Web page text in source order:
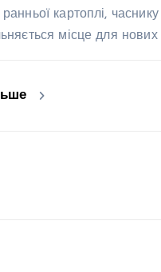
ранньої картоплі,
місце для